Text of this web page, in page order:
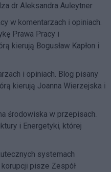
dr Aleksandra Auleytner
w komentarzach i opiniach.
Prawa Pracy i
kierują Bogusław Kapłon i
i opiniach. Blog pisany
kierują Joanna Wierzejska i
środowiska w przepisach.
i Energetyki, której
systemach
korupcji pisze Zespół